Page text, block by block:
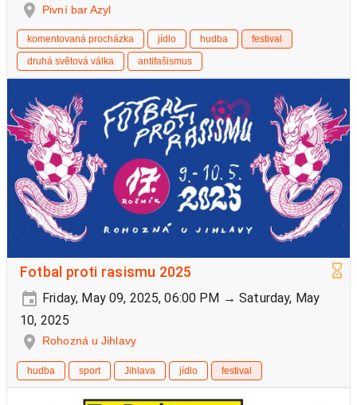
Pivní bar Azyl
komentovaná procházka jídlo hudba
festival
druhá světová válka
antifašismus
Fotbal proti rasismu 2025
Friday, May 09, 2025, 06:00 PM → Saturday, May
10, 2025
Rohozná u Jihlavy
hudba sport Jihlava jídlo festival